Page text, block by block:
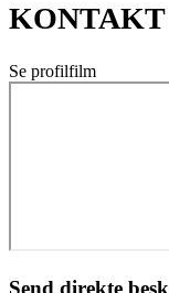
KONTAKT
Se profilfilm
Send direkte